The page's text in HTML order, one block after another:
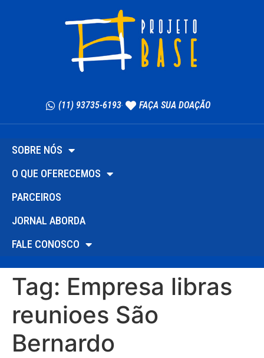
(11) 93735-6193 FAÇA SUA DOAÇÃO
SOBRE NÓS
O QUE OFERECEMOS
PARCEIROS
JORNAL ABORDA
FALE CONOSCO
Tag: Empresa libras
reunioes São
Bernardo